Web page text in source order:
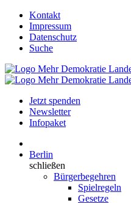
Kontakt
Impressum
Datenschutz
Suche
Jetzt spenden
Newsletter
Infopaket
Berlin
schließen
Bürgerbegehren
Spielregeln
Gesetze